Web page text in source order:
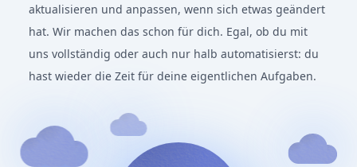
aktualisieren und anpassen, wenn sich etwas geändert
hat. Wir machen das schon für dich. Egal, ob du mit
uns vollständig oder auch nur halb automatisierst: du
hast wieder die Zeit für deine eigentlichen Aufgaben.